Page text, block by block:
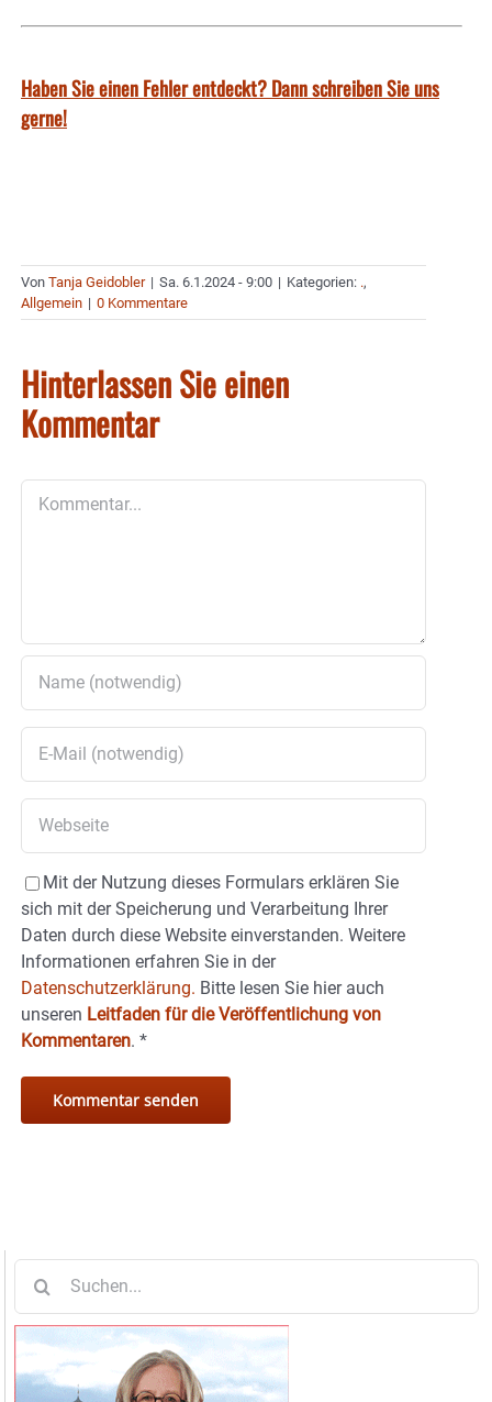
Haben Sie einen Fehler entdeckt? Dann schreiben Sie uns
gerne!
Von Tanja Geidobler | Sa. 6.1.2024 - 9:00 | Kategorien: .,
Allgemein | 0 Kommentare
Hinterlassen Sie einen
Kommentar
Mit der Nutzung dieses Formulars erklären Sie
sich mit der Speicherung und Verarbeitung Ihrer
Daten durch diese Website einverstanden. Weitere
Informationen erfahren Sie in der
Datenschutzerklärung. Bitte lesen Sie hier auch
unseren Leitfaden für die Veröffentlichung von
Kommentaren. *
nach: